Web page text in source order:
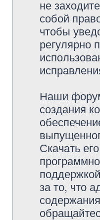
не
собой
чтобы
регулярно
Наши
создания
Скачать
за то, что